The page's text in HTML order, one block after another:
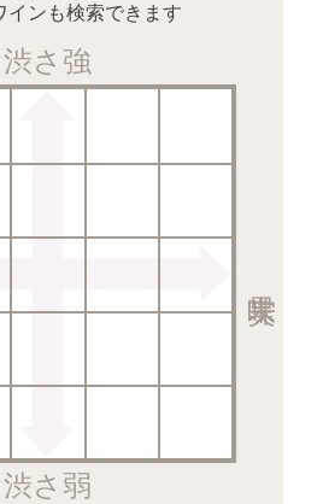
インも検索できます
渋さ強
渋さ弱